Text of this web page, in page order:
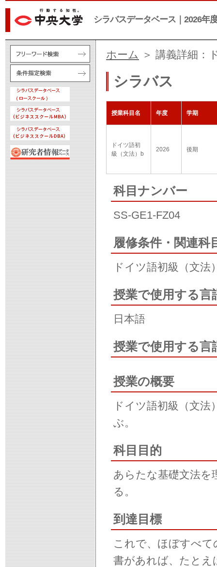
シラバスデータベース｜2026年
ホーム ＞ 講義詳細：
シラバス
授業科目名 年度 学期
ドイツ語初
級（文法）b
2026 後期
科目ナンバー
SS-GE1-FZ04
履修条件・関連科
ドイツ語初級（文
授業で使用する言
日本語
授業で使用する言
授業の概要
ドイツ語初級（文
ぶ。
科目目的
あらたな基礎文法を
る。
到達目標
これで、ほぼすべて
書があれば、たとえ